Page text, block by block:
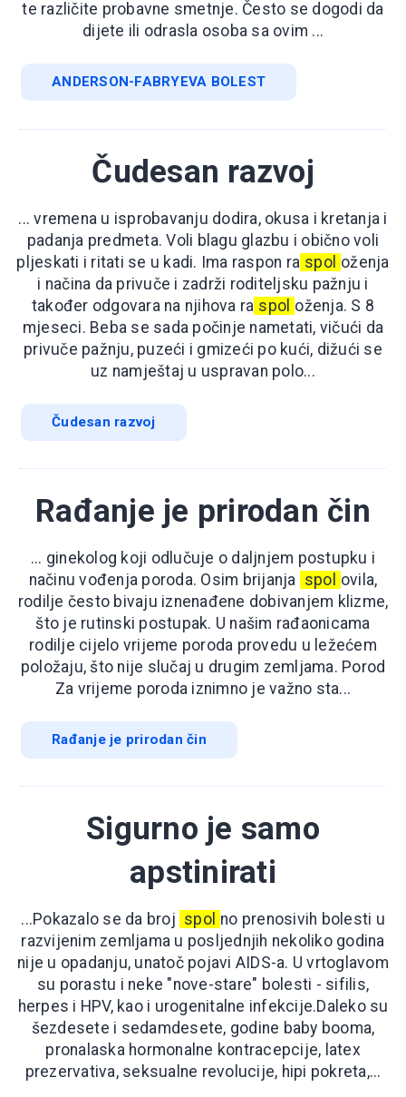
te različite probavne smetnje. Često se dogodi da
dijete ili odrasla osoba sa ovim ...
ANDERSON-FABRYEVA BOLEST
Čudesan razvoj
... vremena u isprobavanju dodira, okusa i kretanja i
padanja predmeta. Voli blagu glazbu i obično voli
pljeskati i ritati se u kadi. Ima raspon ra spol oženja
i načina da privuče i zadrži roditeljsku pažnju i
također odgovara na njihova ra spol oženja. S 8
mjeseci. Beba se sada počinje nametati, vičući da
privuče pažnju, puzeći i gmizeći po kući, dižući se
uz namještaj u uspravan polo...
Čudesan razvoj
Rađanje je prirodan čin
... ginekolog koji odlučuje o daljnjem postupku i
načinu vođenja poroda. Osim brijanja spol ovila,
rodilje često bivaju iznenađene dobivanjem klizme,
što je rutinski postupak. U našim rađaonicama
rodilje cijelo vrijeme poroda provedu u ležećem
položaju, što nije slučaj u drugim zemljama. Porod
Za vrijeme poroda iznimno je važno sta...
Rađanje je prirodan čin
Sigurno je samo
apstinirati
...Pokazalo se da broj spol no prenosivih bolesti u
razvijenim zemljama u posljednjih nekoliko godina
nije u opadanju, unatoč pojavi AIDS-a. U vrtoglavom
su porastu i neke "nove-stare" bolesti - sifilis,
herpes i HPV, kao i urogenitalne infekcije.Daleko su
šezdesete i sedamdesete, godine baby booma,
pronalaska hormonalne kontracepcije, latex
prezervativa, seksualne revolucije, hipi pokreta,...